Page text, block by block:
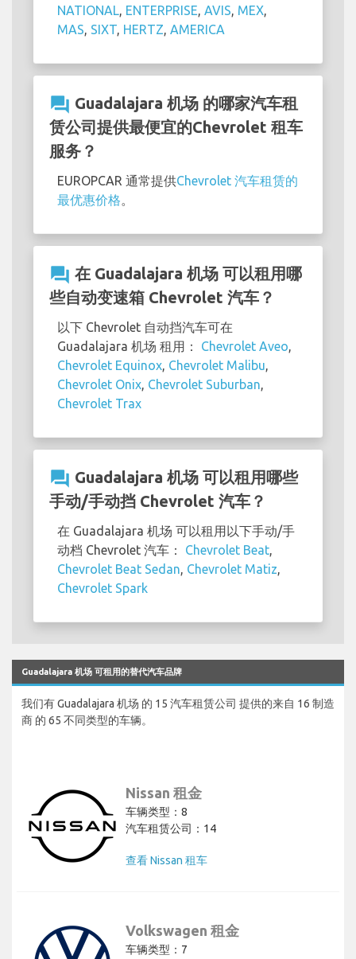
NATIONAL, ENTERPRISE, AVIS, MEX,
MAS, SIXT, HERTZ, AMERICA
question_answer Guadalajara 机场 的哪家汽车租
赁公司提供最便宜的Chevrolet 租车
服务？
EUROPCAR 通常提供Chevrolet 汽车租赁的
最优惠价格。
question_answer 在 Guadalajara 机场 可以租用哪
些自动变速箱 Chevrolet 汽车？
以下 Chevrolet 自动挡汽车可在
Guadalajara 机场 租用： Chevrolet Aveo,
Chevrolet Equinox, Chevrolet Malibu,
Chevrolet Onix, Chevrolet Suburban,
Chevrolet Trax
question_answer Guadalajara 机场 可以租用哪些
手动/手动挡 Chevrolet 汽车？
在 Guadalajara 机场 可以租用以下手动/手
动档 Chevrolet 汽车： Chevrolet Beat,
Chevrolet Beat Sedan, Chevrolet Matiz,
Chevrolet Spark
Guadalajara 机场 可租用的替代汽车品牌
我们有 Guadalajara 机场 的 15 汽车租赁公司 提供的来自 16 制造
商 的 65 不同类型的车辆。
Nissan 租金
车辆类型：8
汽车租赁公司：14
查看 Nissan 租车
Volkswagen 租金
车辆类型：7